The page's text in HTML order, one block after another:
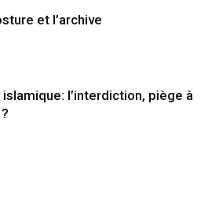
et l’archive
l’interdiction, piège à